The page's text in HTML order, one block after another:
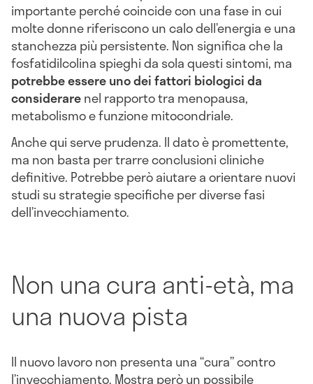
importante perché coincide con una fase in cui
molte donne riferiscono un calo dell’energia e una
stanchezza più persistente. Non significa che la
fosfatidilcolina spieghi da sola questi sintomi, ma
potrebbe essere uno dei fattori biologici da
considerarenel rapporto tra menopausa,
metabolismo e funzione mitocondriale.
Anche qui serve prudenza. Il dato è promettente,
ma non basta per trarre conclusioni cliniche
definitive. Potrebbe però aiutare a orientare nuovi
studi su strategie specifiche per diverse fasi
dell’invecchiamento.
Non una cura anti-età, ma
una nuova pista
Il nuovo lavoro non presenta una “cura” contro
l’invecchiamento. Mostra però un possibile